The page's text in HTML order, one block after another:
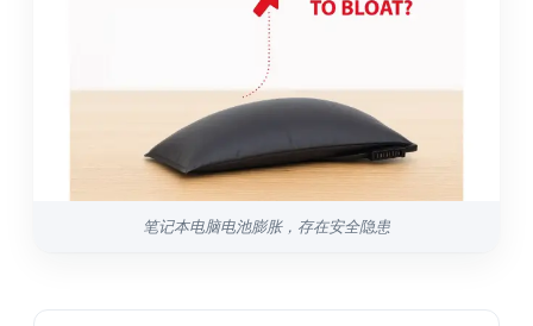
笔记本电脑电池膨胀，存在安全隐患